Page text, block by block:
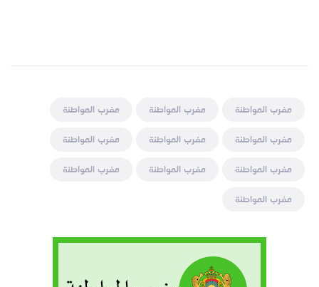
مغرب المواطنة مغرب المواطنة
مغرب المواطنة
مغرب المواطنة
مغرب المواطنة
مغرب المواطنة
مغرب المواطنة
مغرب المواطنة
مغرب المواطنة
مغرب المواطنة